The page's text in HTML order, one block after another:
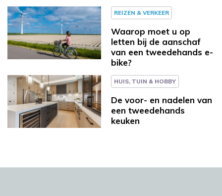
REIZEN & VERKEER
Waarop moet u op
letten bij de aanschaf
van een tweedehands e-
bike?
HUIS, TUIN & HOBBY
De voor- en nadelen van
een tweedehands
keuken